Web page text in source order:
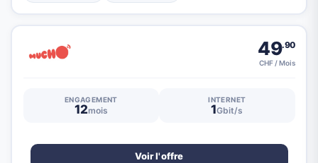
49.90
CHF / Mois
ENGAGEMENT
12mois
INTERNET
1Gbit/s
Voir l'offre